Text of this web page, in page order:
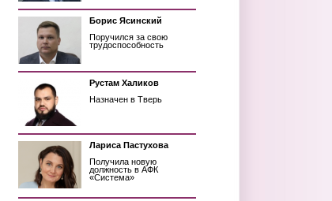
Борис Ясинский
Поручился за свою
трудоспособность
Рустам Халиков
Назначен в Тверь
Лариса Пастухова
Получила новую
должность в АФК
«Система»